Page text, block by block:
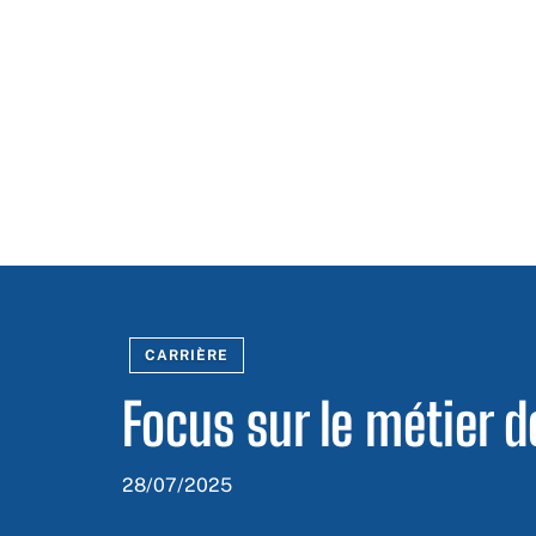
CARRIÈRE
Focus sur le métier
28/07/2025